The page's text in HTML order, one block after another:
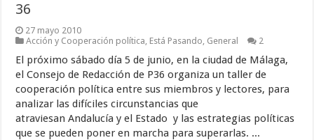
36
27 mayo 2010
Acción y Cooperación política, Está Pasando, General 2
El próximo sábado día 5 de junio, en la ciudad de Málaga,
el Consejo de Redacción de P36 organiza un taller de
cooperación política entre sus miembros y lectores, para
analizar las difíciles circunstancias que
atraviesan Andalucía y el Estado y las estrategias políticas
que se pueden poner en marcha para superarlas. ...